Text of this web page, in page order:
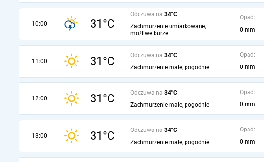
10:00 31°C
Odczuwalna 34°C
Zachmurzenie umiarkowane,
możliwe burze
Opad:
0 mm
11:00 31°C Odczuwalna 34°C
Zachmurzenie małe, pogodnie
Opad:
0 mm
12:00 31°C Odczuwalna 34°C
Zachmurzenie małe, pogodnie
Opad:
0 mm
13:00 31°C Odczuwalna 34°C
Zachmurzenie małe, pogodnie
Opad:
0 mm